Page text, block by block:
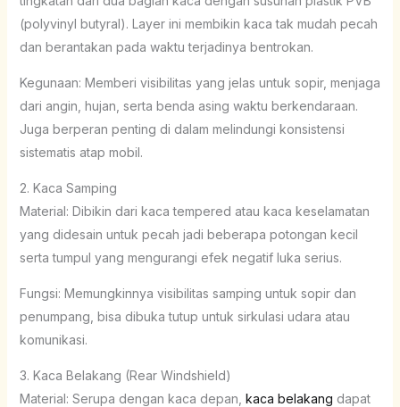
(polyvinyl butyral). Layer ini membikin kaca tak mudah pecah
dan berantakan pada waktu terjadinya bentrokan.
Kegunaan: Memberi visibilitas yang jelas untuk sopir, menjaga
dari angin, hujan, serta benda asing waktu berkendaraan.
Juga berperan penting di dalam melindungi konsistensi
sistematis atap mobil.
2. Kaca Samping
Material: Dibikin dari kaca tempered atau kaca keselamatan
yang didesain untuk pecah jadi beberapa potongan kecil
serta tumpul yang mengurangi efek negatif luka serius.
Fungsi: Memungkinnya visibilitas samping untuk sopir dan
penumpang, bisa dibuka tutup untuk sirkulasi udara atau
komunikasi.
3. Kaca Belakang (Rear Windshield)
Material: Serupa dengan kaca depan, kaca belakang dapat